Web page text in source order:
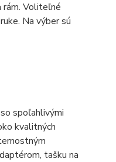
rám. Voliteľné
Na výber sú
spoľahlivými
kvalitných
tašku na